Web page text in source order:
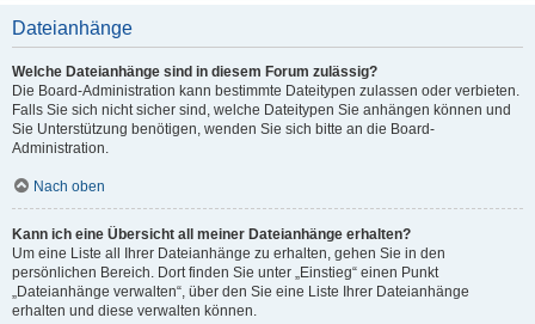
Dateianhänge
Welche Dateianhänge sind in diesem Forum zulässig?
Die Board-Administration kann bestimmte Dateitypen zulassen oder verbieten.
Falls Sie sich nicht sicher sind, welche Dateitypen Sie anhängen können und
Sie Unterstützung benötigen, wenden Sie sich bitte an die Board-
Administration.
Nach oben
Kann ich eine Übersicht all meiner Dateianhänge erhalten?
Um eine Liste all Ihrer Dateianhänge zu erhalten, gehen Sie in den
persönlichen Bereich. Dort finden Sie unter „Einstieg“ einen Punkt
„Dateianhänge verwalten“, über den Sie eine Liste Ihrer Dateianhänge
erhalten und diese verwalten können.